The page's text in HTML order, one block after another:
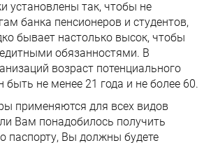
установлены так, чтобы не
банка пенсионеров и студентов,
бывает настолько высок, чтобы
обязанностями. В
возраст потенциального
не менее 21 года и не более 60.
применяются для всех видов
Вам понадобилось получить
паспорту, Вы должны будете